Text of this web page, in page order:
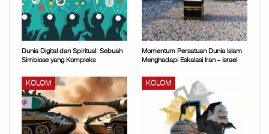
Dunia Digital dan Spiritual: Sebuah
Simbiose yang Kompleks
Momentum Persatuan Dunia Islam
Menghadapi Eskalasi Iran – Israel
KOLOM KOLOM